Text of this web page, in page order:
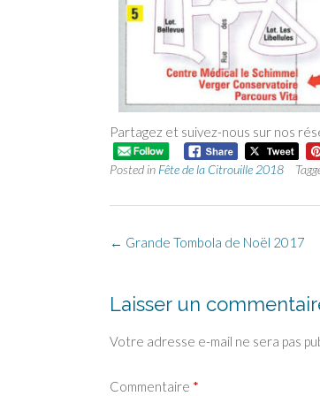
Partagez et suivez-nous sur nos
Posted in Fête de la Citrouille 2018
← Grande Tombola de Noël 2017
Laisser un
Votre adresse e-mail ne sera pas
Commentaire *